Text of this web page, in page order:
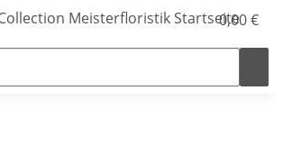
0,00 €